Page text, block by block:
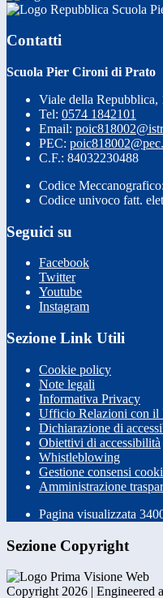
Scuola
Contatti
Scuola Pier Cironi di Prato
Viale della Repubblica,
Tel: 0574 1842101
Email:
PEC:
C.F.: 84032230488
Codice
Codice univoco fatt.
Seguici su
Facebook
Twitter
Youtube
Instagram
Sezione Link Utili
Cookie policy
Note legali
Informativa Privacy
Ufficio Relazioni con il
Dichiarazione di
Obiettivi di accessibilità
Whistleblowing
Gestione consensi
Amministrazione
Pagina visualizzata
Sezione Copyright
Copyright 2026 | Engineered